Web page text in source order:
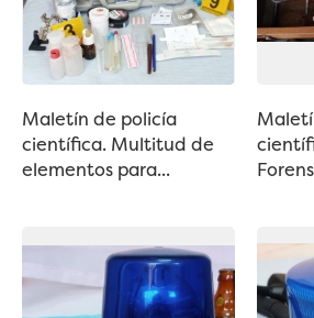
Maletín de policía
científica. Multitud de
elementos para...